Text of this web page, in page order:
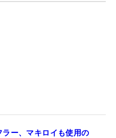
ラー、マキロイも使用の